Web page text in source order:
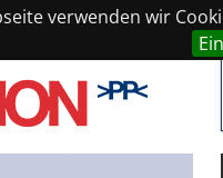
verwenden wir